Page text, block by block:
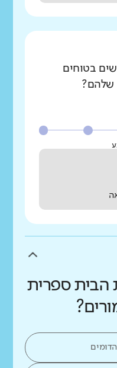
בטוחים
שלהם?
הבית ספרית